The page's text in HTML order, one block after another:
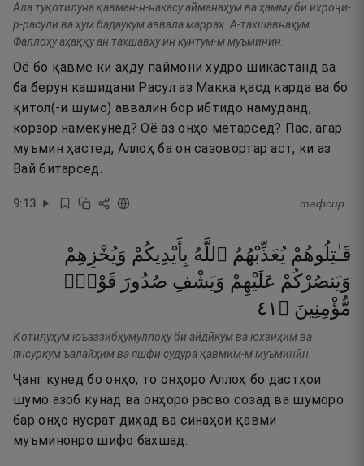
Ала туқотилуна қавман-н-накасу айманаҳум ва ҳамму би ихроҷи-
р-расули ва ҳум бадаукум аввала марраҳ. А-тахшавнаҳум.
Фаллоҳу аҳаққу ан тахшавҳу ин кунтум-м муъминӣн.
Оё бо қавме ки аҳду паймони худро шикастанд ва
ба берун кашидани Расул аз Макка қасд карда ва бо
қитол(-и шумо) аввалин бор ибтидо намуданд,
корзор намекунед? Оё аз онҳо метарсед? Пас, агар
муъмин ҳастед, Аллоҳ ба он сазовортар аст, ки аз
Вай битарсед.
9:13 тафсир
قَـٰتِلُوهُمْ يُعَذِّبْهُمُ ٱللَّهُ بِأَيْدِيكُمْ وَيُخْزِهِمْ
وَيَنصُرْكُمْ عَلَيْهِمْ وَيَشْفِ صُدُورَ قَوْمٍۢ
مُّؤْمِنِينَ ۝ ١٤
Қотилуҳум юъаззибҳумуллоҳу би айдӣкум ва юхзиҳим ва
янсуркум ъалайҳим ва яшфи судура қавмим-м муъминӣн.
Ҷанг кунед бо онҳо, то онҳоро Аллоҳ бо дастҳои
шумо азоб кунад ва онҳоро расво созад ва шуморо
бар онҳо нусрат диҳад ва синаҳои қавми
муъминонро шифо бахшад.